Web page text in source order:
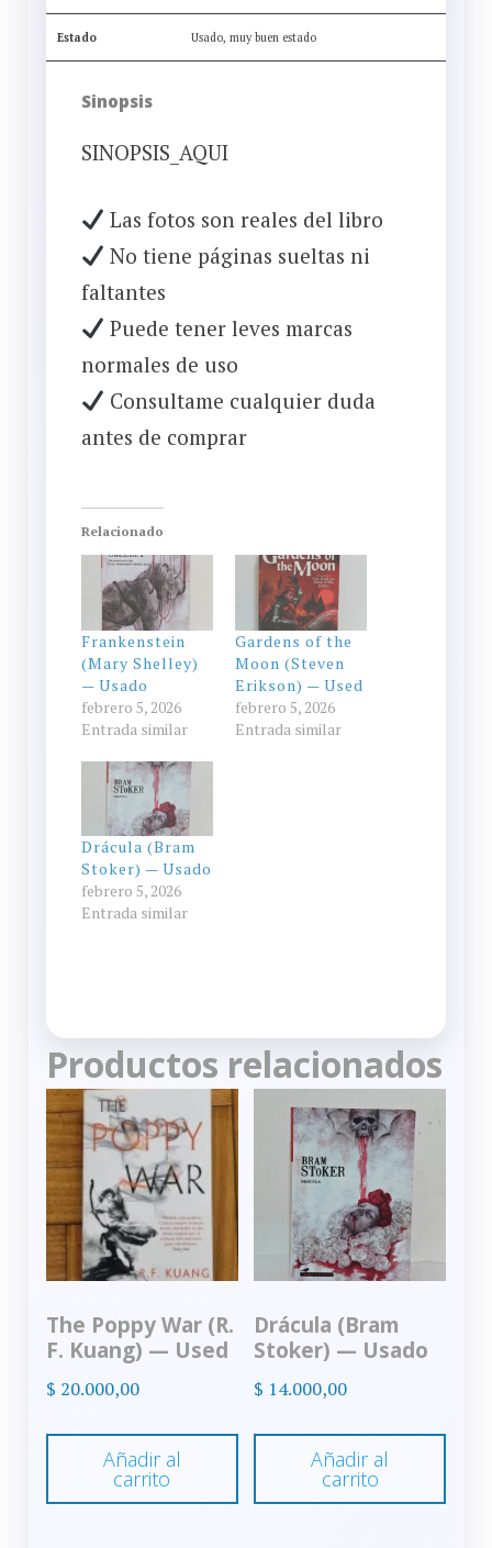
Estado Usado, muy buen estado
Sinopsis
SINOPSIS_AQUI
Las fotos son reales del libro
No tiene páginas sueltas ni
faltantes
Puede tener leves marcas
normales de uso
Consultame cualquier duda
antes de comprar
Relacionado
Frankenstein
(Mary Shelley)
— Usado
febrero 5, 2026
Entrada similar
Gardens of the
Moon (Steven
Erikson) — Used
febrero 5, 2026
Entrada similar
Drácula (Bram
Stoker) — Usado
febrero 5, 2026
Entrada similar
Productos relacionados
The Poppy War (R.
F. Kuang) — Used
$ 20.000,00
Añadir al
carrito
Drácula (Bram
Stoker) — Usado
$ 14.000,00
Añadir al
carrito